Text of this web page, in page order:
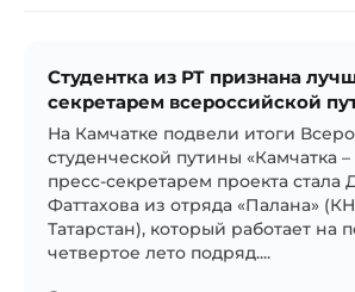
Студентка из РТ признана
секретарем всероссийской
На Камчатке подвели итоги
студенческой путины «Камчатка
пресс-секретарем проекта стала
Фаттахова из отряда «Палана»
Татарстан), который работает на
четвертое лето подряд....